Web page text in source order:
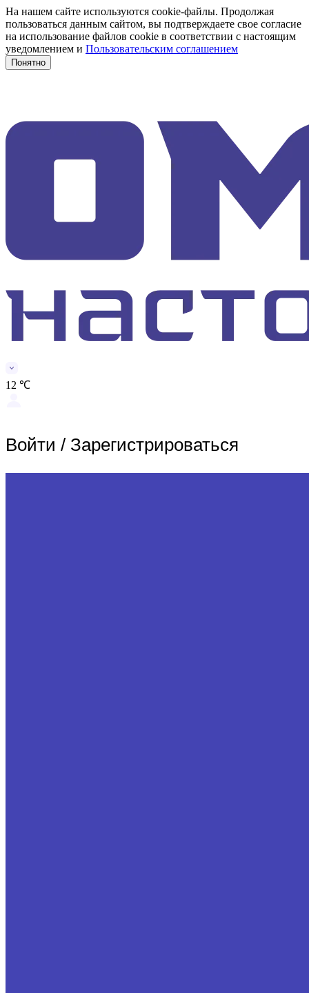
На нашем сайте используются cookie-файлы. Продолжая
пользоваться данным сайтом, вы подтверждаете свое согласие
на использование файлов cookie в соответствии с настоящим
уведомлением и Пользовательским соглашением
Понятно
12 ℃
Войти / Зарегистрироваться